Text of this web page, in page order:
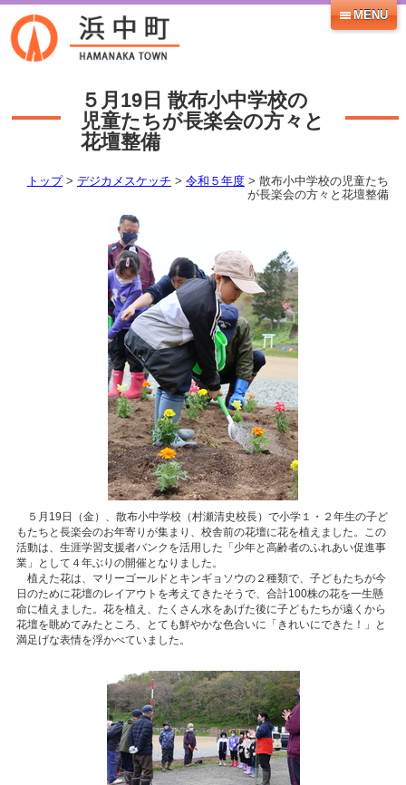
MENU
５月19日 散布小中学校の
児童たちが長楽会の方々と
花壇整備
トップ> デジカメスケッチ > 令和５年度 > 散布小中学校の児童たち
が長楽会の方々と花壇整備
５月19日（金）、散布小中学校（村瀬清史校長）で小学１・２年生の子ど
もたちと長楽会のお年寄りが集まり、校舎前の花壇に花を植えました。この
活動は、生涯学習支援者バンクを活用した「少年と高齢者のふれあい促進事
業」として４年ぶりの開催となりました。
植えた花は、マリーゴールドとキンギョソウの２種類で、子どもたちが今
日のために花壇のレイアウトを考えてきたそうで、合計100株の花を一生懸
命に植えました。花を植え、たくさん水をあげた後に子どもたちが遠くから
花壇を眺めてみたところ、とても鮮やかな色合いに「きれいにできた！」と
満足げな表情を浮かべていました。